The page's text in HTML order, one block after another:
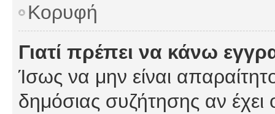
Κορυφή
Γιατί πρέπει να κάνω
Ίσως να μην είναι
δημόσιας συζήτησης αν έχει